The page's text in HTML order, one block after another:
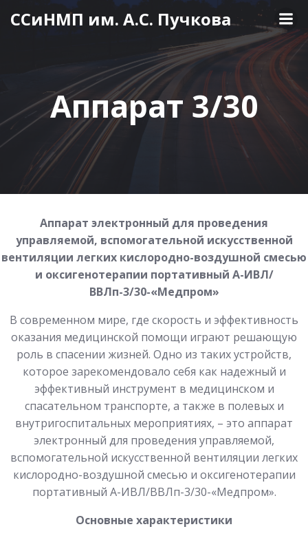
к
содержимому
ССиНМП им. А.С. Пучкова
Аппарат 3/30
Аппарат электронный для проведения
управляемой, вспомогательной искусственной
вентиляции легких кислородно-воздушной смесью
и оксигенотерапии портативный А-ИВЛ/
ВВЛп-3/30-«Медпром»
В современном мире, где скорость и эффективность
оказания медицинской помощи играют решающую
роль в спасении жизней. Одно из таких устройств,
которое зарекомендовало себя как надежный и
эффективный инструмент в медицинском и
спасательном транспорте, а также в полевых и
внутригоспитальных мероприятиях, – это аппарат
электронный для проведения управляемой,
вспомогательной искусственной вентиляции легких
кислородно-воздушной смесью и оксигенотерапии
портативный А-ИВЛ/ВВЛп-3/30-«Медпром».
Основные характеристики